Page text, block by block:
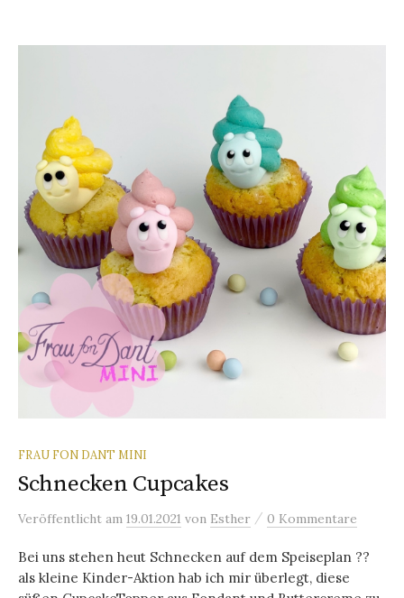
FRAU FON DANT MINI
Schnecken Cupcakes
Veröffentlicht am 19.01.2021 von Esther / 0 Kommentare
Bei uns stehen heut Schnecken auf dem Speiseplan ??
als kleine Kinder-Aktion hab ich mir überlegt, diese